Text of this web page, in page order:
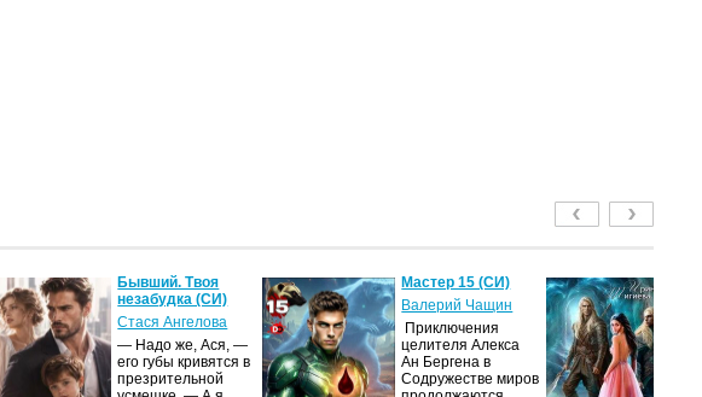
Бывший. Твоя
незабудка (СИ)
Стася Ангелова
— Надо же, Ася, —
его губы кривятся в
презрительной
Мастер 15 (СИ)
Валерий Чащин
Приключения
целителя Алекса
Ан Бергена в
Содружестве миров